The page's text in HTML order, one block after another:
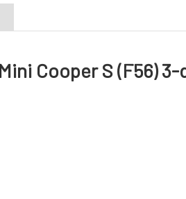
Cooper S (F56) 3-